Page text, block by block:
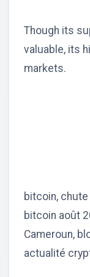
Though its
valuable, its
markets.
bitcoin,
bitcoin août
Cameroun,
actualité